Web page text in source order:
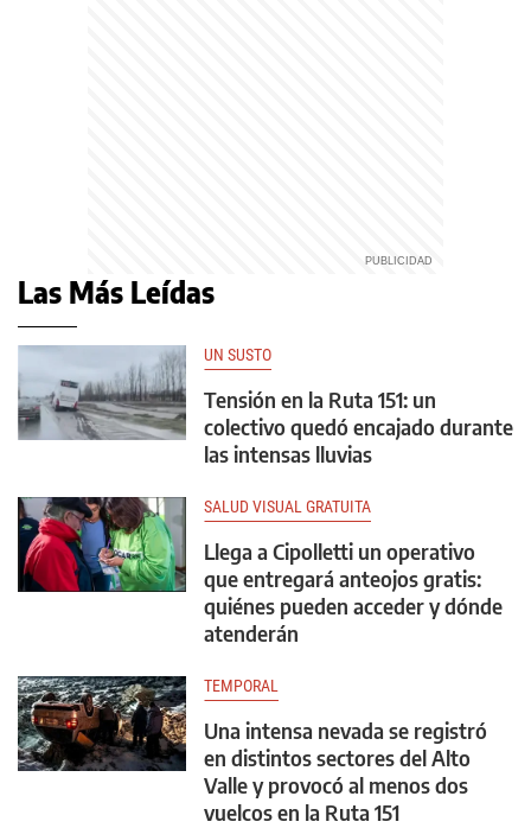
Las Más Leídas
UN SUSTO
Tensión en la Ruta 151: un
colectivo quedó encajado durante
las intensas lluvias
SALUD VISUAL GRATUITA
Llega a Cipolletti un operativo
que entregará anteojos gratis:
quiénes pueden acceder y dónde
atenderán
TEMPORAL
Una intensa nevada se registró
en distintos sectores del Alto
Valle y provocó al menos dos
vuelcos en la Ruta 151